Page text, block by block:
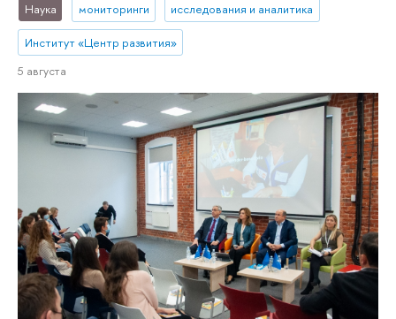
Наука мониторинги исследования и аналитика
Институт «Центр развития»
5 августа